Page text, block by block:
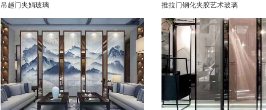
吊趟门夹娟玻璃 推拉门钢化夹胶艺术玻璃